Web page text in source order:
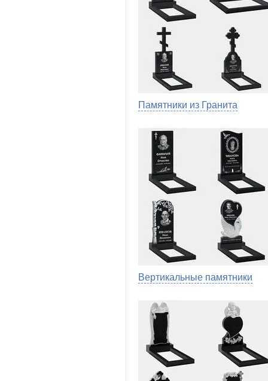
Памятники из Гранита
Вертикальные памятники